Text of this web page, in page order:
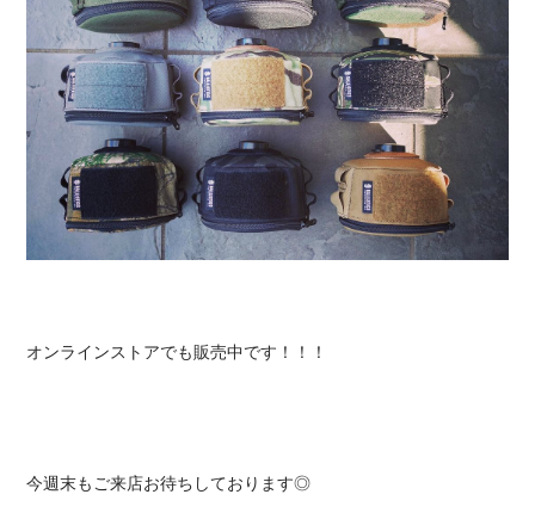
オンラインストアでも販売中です！！！
今週末もご来店お待ちしております◎